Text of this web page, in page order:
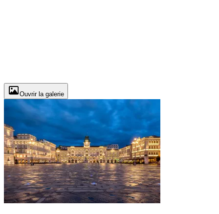
Ouvrir la galerie